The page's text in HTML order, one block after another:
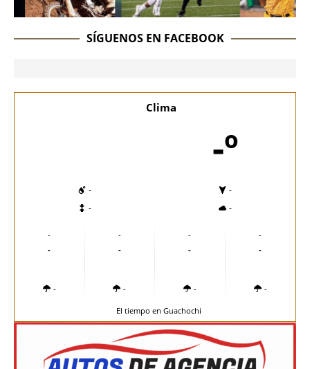
SÍGUENOS EN FACEBOOK
Clima
-º
-
-
-
-
-
-
-
-
-
-
-
-
-
-
-
-
El tiempo en Guachochi